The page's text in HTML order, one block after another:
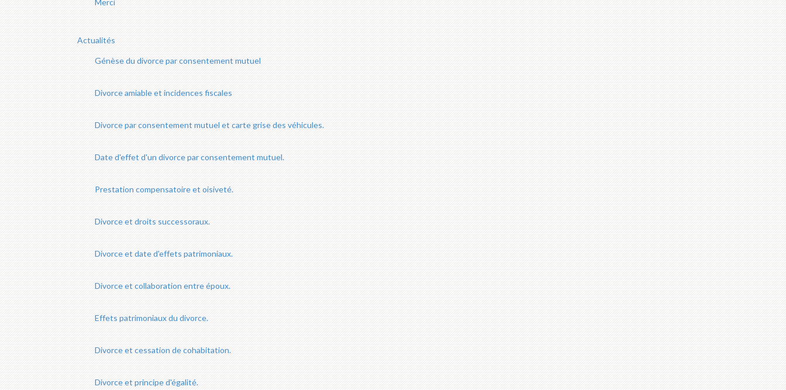
Merci
Actualités
Génèse du divorce par consentement mutuel
Divorce amiable et incidences fiscales
Divorce par consentement mutuel et carte grise des véhicules.
Date d'effet d'un divorce par consentement mutuel.
Prestation compensatoire et oisiveté.
Divorce et droits successoraux.
Divorce et date d'effets patrimoniaux.
Divorce et collaboration entre époux.
Effets patrimoniaux du divorce.
Divorce et cessation de cohabitation.
Divorce et principe d'égalité.